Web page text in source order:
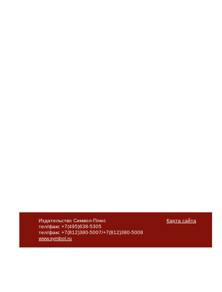
Карта сайта
Издательство Символ-Плюс
тел/факс +7(495)638-5305
тел/факс +7(812)380-5007/+7(812)380-5008
www.symbol.ru